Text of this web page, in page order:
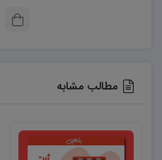
۳۰ درصد هزینه های
خود به ما اطلاع رسانی کنید.
مطالب مشابه